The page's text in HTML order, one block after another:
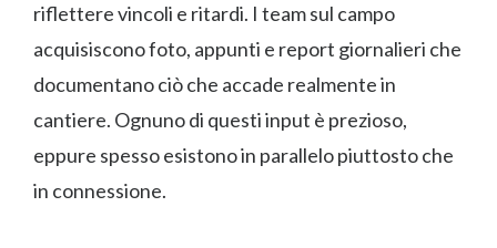
riflettere vincoli e ritardi. I team sul campo
acquisiscono foto, appunti e report giornalieri che
documentano ciò che accade realmente in
cantiere. Ognuno di questi input è prezioso,
eppure spesso esistono in parallelo piuttosto che
in connessione.